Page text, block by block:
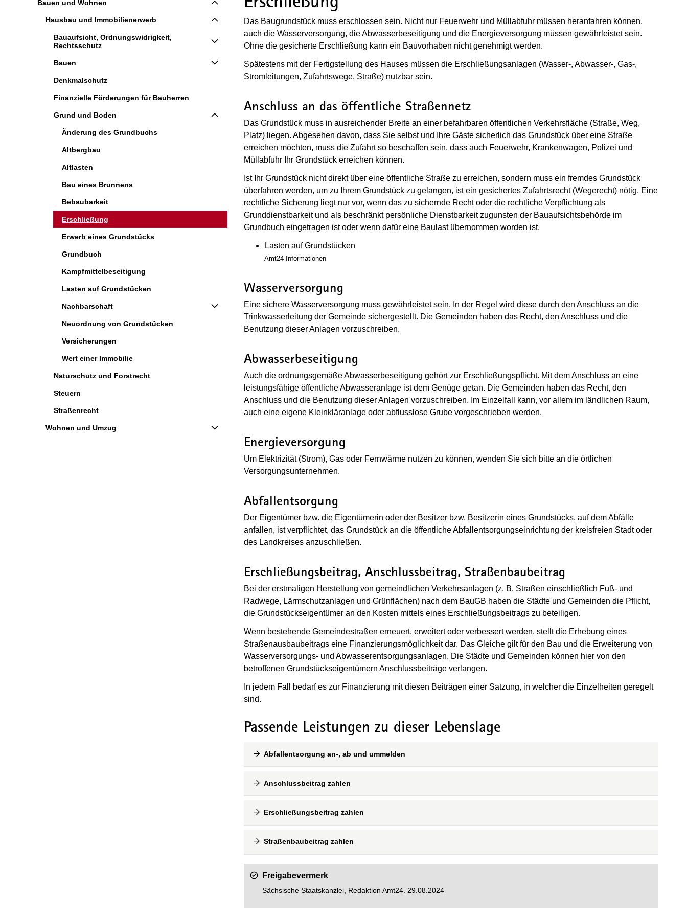
Bauen und Wohnen
Hausbau und Immobilienerwerb
Bauaufsicht, Ordnungswidrigkeit,
Rechtsschutz
Bauen
Denkmalschutz
Finanzielle Förderungen für Bauherren
Grund und Boden
Änderung des Grundbuchs
Altbergbau
Altlasten
Bau eines Brunnens
Bebaubarkeit
Erschließung
Erwerb eines Grundstücks
Grundbuch
Kampfmittelbeseitigung
Lasten auf Grundstücken
Nachbarschaft
Neuordnung von Grundstücken
Versicherungen
Wert einer Immobilie
Naturschutz und Forstrecht
Steuern
Straßenrecht
Wohnen und Umzug
Das Baugrundstück muss erschlossen sein. Nicht nur Feuerwehr und Müllabfuhr müssen heranfahren können,
auch die Wasserversorgung, die Abwasserbeseitigung und die Energieversorgung müssen gewährleistet sein.
Ohne die gesicherte Erschließung kann ein Bauvorhaben nicht genehmigt werden.
Spätestens mit der Fertigstellung des Hauses müssen die Erschließungsanlagen (Wasser-, Abwasser-, Gas-,
Stromleitungen, Zufahrtswege, Straße) nutzbar sein.
Anschluss an das öffentliche Straßennetz
Das Grundstück muss in ausreichender Breite an einer befahrbaren öffentlichen Verkehrsfläche (Straße, Weg,
Platz) liegen. Abgesehen davon, dass Sie selbst und Ihre Gäste sicherlich das Grundstück über eine Straße
erreichen möchten, muss die Zufahrt so beschaffen sein, dass auch Feuerwehr, Krankenwagen, Polizei und
Müllabfuhr Ihr Grundstück erreichen können.
Ist Ihr Grundstück nicht direkt über eine öffentliche Straße zu erreichen, sondern muss ein fremdes Grundstück
überfahren werden, um zu Ihrem Grundstück zu gelangen, ist ein gesichertes Zufahrtsrecht (Wegerecht) nötig. Eine
rechtliche Sicherung liegt nur vor, wenn das zu sichernde Recht oder die rechtliche Verpflichtung als
Grunddienstbarkeit und als beschränkt persönliche Dienstbarkeit zugunsten der Bauaufsichtsbehörde im
Grundbuch eingetragen ist oder wenn dafür eine Baulast übernommen worden ist.
Lasten auf Grundstücken
Amt24-Informationen
Wasserversorgung
Eine sichere Wasserversorgung muss gewährleistet sein. In der Regel wird diese durch den Anschluss an die
Trinkwasserleitung der Gemeinde sichergestellt. Die Gemeinden haben das Recht, den Anschluss und die
Benutzung dieser Anlagen vorzuschreiben.
Abwasserbeseitigung
Auch die ordnungsgemäße Abwasserbeseitigung gehört zur Erschließungspflicht. Mit dem Anschluss an eine
leistungsfähige öffentliche Abwasseranlage ist dem Genüge getan. Die Gemeinden haben das Recht, den
Anschluss und die Benutzung dieser Anlagen vorzuschreiben. Im Einzelfall kann, vor allem im ländlichen Raum,
auch eine eigene Kleinkläranlage oder abflusslose Grube vorgeschrieben werden.
Energieversorgung
Um Elektrizität (Strom), Gas oder Fernwärme nutzen zu können, wenden Sie sich bitte an die örtlichen
Versorgungsunternehmen.
Abfallentsorgung
Der Eigentümer bzw. die Eigentümerin oder der Besitzer bzw. Besitzerin eines Grundstücks, auf dem Abfälle
anfallen, ist verpflichtet, das Grundstück an die öffentliche Abfallentsorgungseinrichtung der kreisfreien Stadt oder
des Landkreises anzuschließen.
Erschließungsbeitrag, Anschlussbeitrag, Straßenbaubeitrag
Bei der erstmaligen Herstellung von gemeindlichen Verkehrsanlagen (z. B. Straßen einschließlich Fuß- und
Radwege, Lärmschutzanlagen und Grünflächen) nach dem BauGB haben die Städte und Gemeinden die Pflicht,
die Grundstückseigentümer an den Kosten mittels eines Erschließungsbeitrags zu beteiligen.
Wenn bestehende Gemeindestraßen erneuert, erweitert oder verbessert werden, stellt die Erhebung eines
Straßenausbaubeitrags eine Finanzierungsmöglichkeit dar. Das Gleiche gilt für den Bau und die Erweiterung von
Wasserversorgungs- und Abwasserentsorgungsanlagen. Die Städte und Gemeinden können hier von den
betroffenen Grundstückseigentümern Anschlussbeiträge verlangen.
In jedem Fall bedarf es zur Finanzierung mit diesen Beiträgen einer Satzung, in welcher die Einzelheiten geregelt
sind.
Passende Leistungen zu dieser Lebenslage
Abfallentsorgung an-, ab und ummelden
Anschlussbeitrag zahlen
Erschließungsbeitrag zahlen
Straßenbaubeitrag zahlen
Freigabevermerk
Sächsische Staatskanzlei, Redaktion Amt24. 29.08.2024